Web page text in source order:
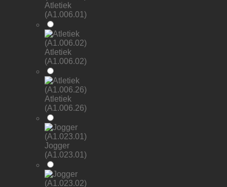
Atletiek
(A1.006.01)
Atletiek
(A1.006.02)
Atletiek
(A1.006.26)
Jogger
(A1.023.01)